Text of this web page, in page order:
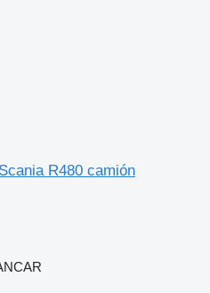
R480 camión